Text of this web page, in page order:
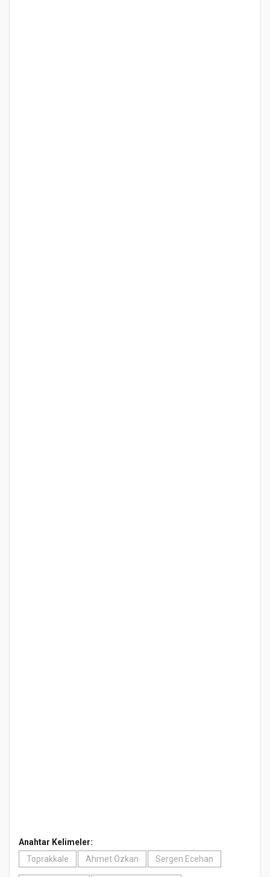
Anahtar Kelimeler:
Toprakkale
Ahmet Özkan Sergen Ecehan